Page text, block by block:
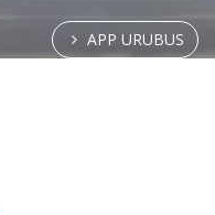
APP URUBUS